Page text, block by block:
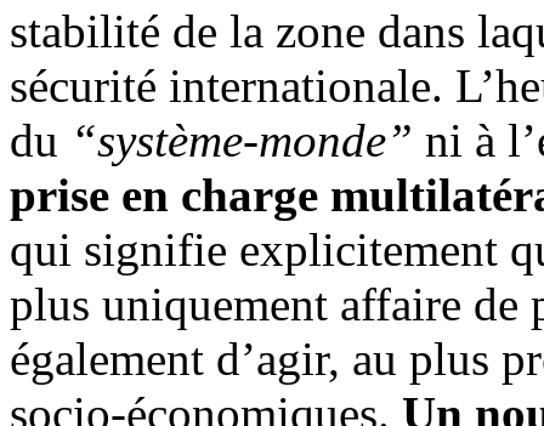
stabilité de la zone dans
sécurité internationale.
du “système-monde” ni à
prise en charge
qui signifie explicitement
plus uniquement affaire de
également d’agir, au plus
socio-économiques. Un